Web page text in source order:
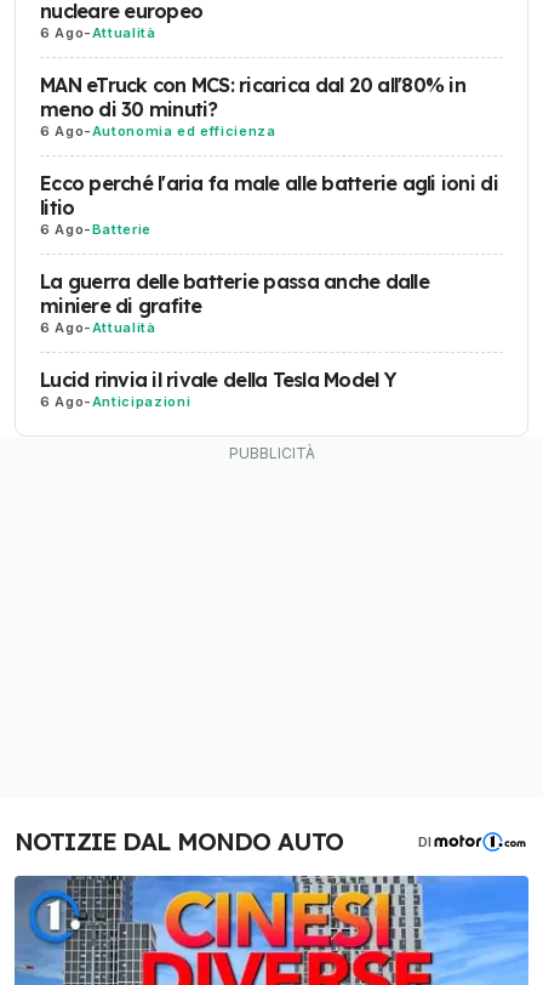
nucleare europeo
6 Ago-Attualità
MAN eTruck con MCS: ricarica dal 20 all'80% in
meno di 30 minuti?
6 Ago-Autonomia ed efficienza
Ecco perché l'aria fa male alle batterie agli ioni di
litio
6 Ago-Batterie
La guerra delle batterie passa anche dalle
miniere di grafite
6 Ago-Attualità
Lucid rinvia il rivale della Tesla Model Y
6 Ago-Anticipazioni
NOTIZIE DAL MONDO AUTO DI